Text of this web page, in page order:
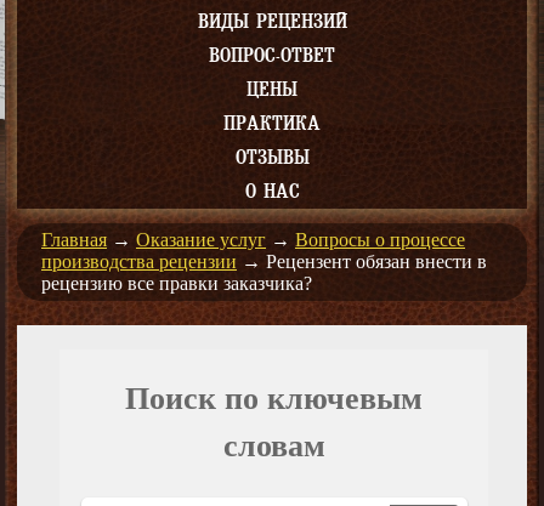
ВИДЫ РЕЦЕНЗИЙ
ВОПРОС-ОТВЕТ
ЦЕНЫ
ПРАКТИКА
ОТЗЫВЫ
О НАС
Главная → Оказание услуг → Вопросы о процессе
производства рецензии → Рецензент обязан внести в
рецензию все правки заказчика?
Поиск по ключевым
словам